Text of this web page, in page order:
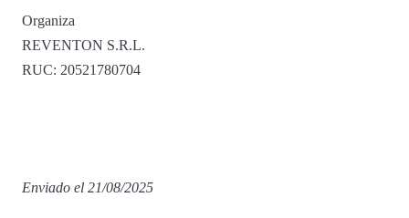
Organiza
REVENTON S.R.L.
RUC: 20521780704
Enviado el 21/08/2025